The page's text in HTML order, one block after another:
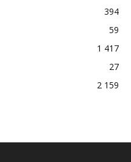
394
59
1 417
27
2 159